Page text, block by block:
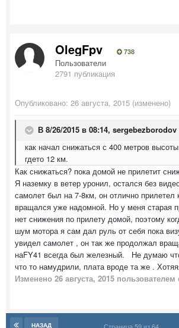
OlegFpv 738
Пользователи
2791 публикация
Опубликовано: 26 августа, 2015 (изменено)
В 8/26/2015 в 08:14, sergebezborodov
как начал снижаться с 400 метров
гдето 12 км.
Как снижаться? пока домой не прилетит
Я наземку в ветер уронил, остался без
самолет был на 7-8км, он отлично прилетел
вращался уже надомной. Но у меня старая
нет снижения по прилету домой, поэтому
шум мотора я сам дал руль от себя пока
увидел самолет , он так же продолжал
наFY41 всегда был железный. Не думаю
что то намудрили, плата вроде та же .
Изменено 26 августа, 2015 пользователем
НАЗАД